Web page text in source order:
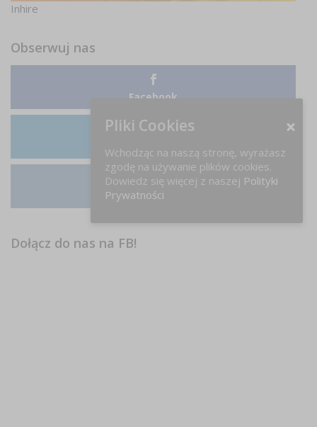
Inhire
Obserwuj nas
Facebook
LinkedIn
Instagram
Dołącz do nas na FB!
Pliki Cookies
Wchodząc na naszą stronę, wyrażasz
zgodę na używanie plików cookies.
Dowiedz się więcej z naszej Polityki
Prywatności